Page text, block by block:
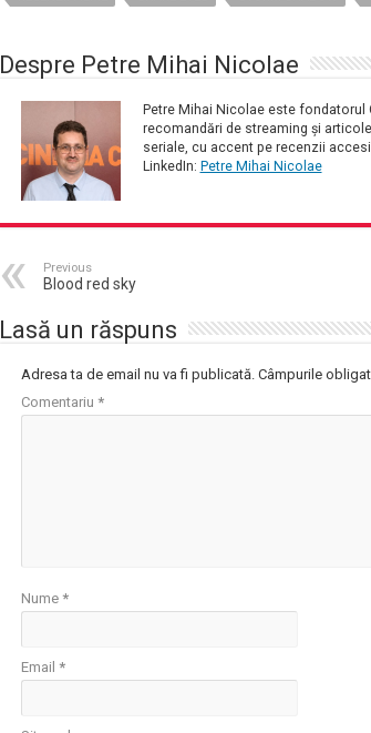
Despre Petre Mihai Nicolae
Petre Mihai Nicolae este fondatorul
recomandări de streaming și
seriale, cu accent pe recenzii
LinkedIn: Petre Mihai Nicolae
Previous
Blood red sky
Lasă un răspuns
Adresa ta de email nu va fi publicată. Câmpurile
Comentariu *
Nume *
Email *